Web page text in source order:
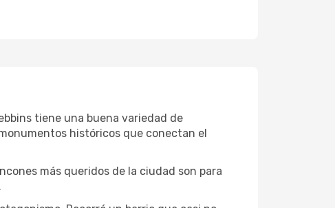
tiene una buena variedad de
históricos que conectan el
más queridos de la ciudad son para